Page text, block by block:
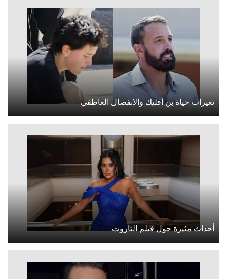
تغيرات حياة بن أفليك والانفصال العاطفي
أحداث مثيرة حول فيلم التاروت